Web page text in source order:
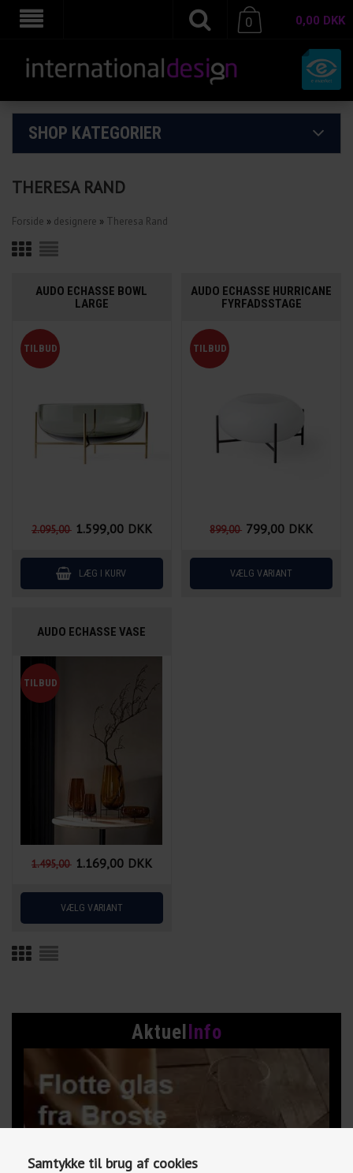
Samtykke til brug af cookies
0,00 DKK
0
SHOP KATEGORIER
Aktuel Info
THERESA RAND
Forside » designere » Theresa Rand
AUDO ECHASSE BOWL
LARGE
2.095,00 1.599,00 DKK
AUDO ECHASSE HURRICANE
FYRFADSSTAGE
899,00 799,00 DKK
AUDO ECHASSE VASE
1.495,00 1.169,00 DKK